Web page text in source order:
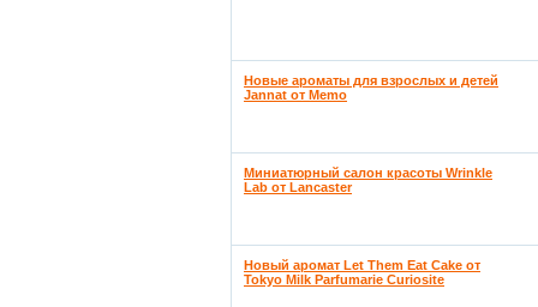
Новые ароматы для взрослых и детей
Jannat от Memo
Миниатюрный салон красоты Wrinkle
Lab от Lancaster
Новый аромат Let Them Eat Cake от
Tokyo Milk Parfumarie Curiosite